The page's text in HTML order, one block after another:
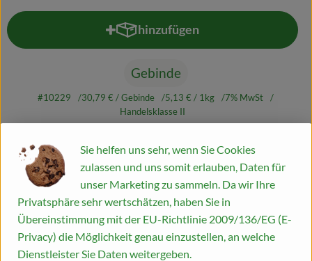
Veranstaltungen
hinzufügen
Produkt zum Warenkorb
Gebinde
#10229 30,79 €/ Gebinde 5,13 €/ 1kg
7% MwSt
Handelsklasse II
Info Herkunft
Entdecke passende RezepteEs wurden
Info
Produktinformationen
Sie helfen uns sehr, wenn Sie Cookies
zulassen und uns somit erlauben, Daten für
unser Marketing zu sammeln. Da wir Ihre
Privatsphäre sehr wertschätzen, haben Sie in
Übereinstimmung mit der EU-Richtlinie 2009/136/EG (E-
Privacy) die Möglichkeit genau einzustellen, an welche
Dienstleister Sie Daten weitergeben.